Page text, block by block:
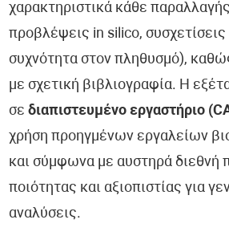
χαρακτηριστικά κάθε
προβλέψεις in silico,
συχνότητα στον πληθυσμό),
με σχετική βιβλιογραφία. Η
σεδιαπιστευμένο εργαστήριο
χρήση προηγμένων εργαλείων
και σύμφωνα με αυστηρά διεθνή
ποιότητας και αξιοπιστίας για
αναλύσεις.